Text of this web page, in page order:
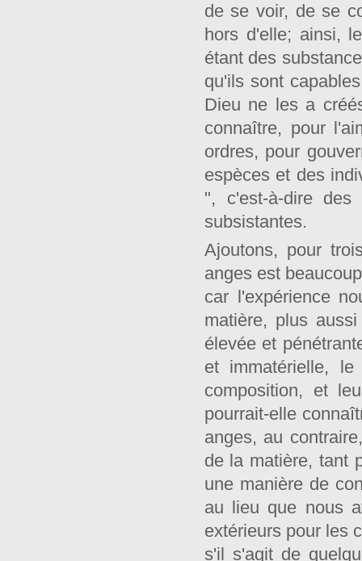
de se voir, de se
hors d'elle; ainsi,
étant des
qu'ils sont
Dieu ne les a
connaître, pour
ordres, pour
espèces et des
", c'est-à-dire
subsistantes.
Ajoutons, pour
anges est
car l'expérience
matière, plus
élevée et
et immatérielle,
composition, et
pourrait-elle
anges, au
de la matière, tant
une manière de
au lieu que nous
extérieurs pour les
s'il s'agit de